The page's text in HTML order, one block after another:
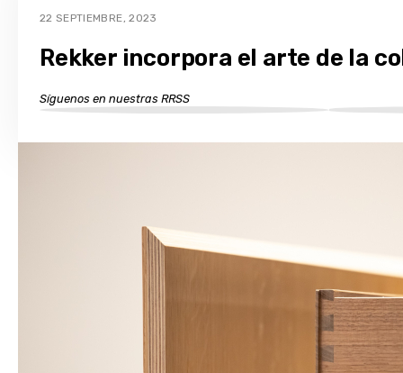
22 SEPTIEMBRE, 2023
Rekker incorpora el arte de la
Síguenos en nuestras RRSS